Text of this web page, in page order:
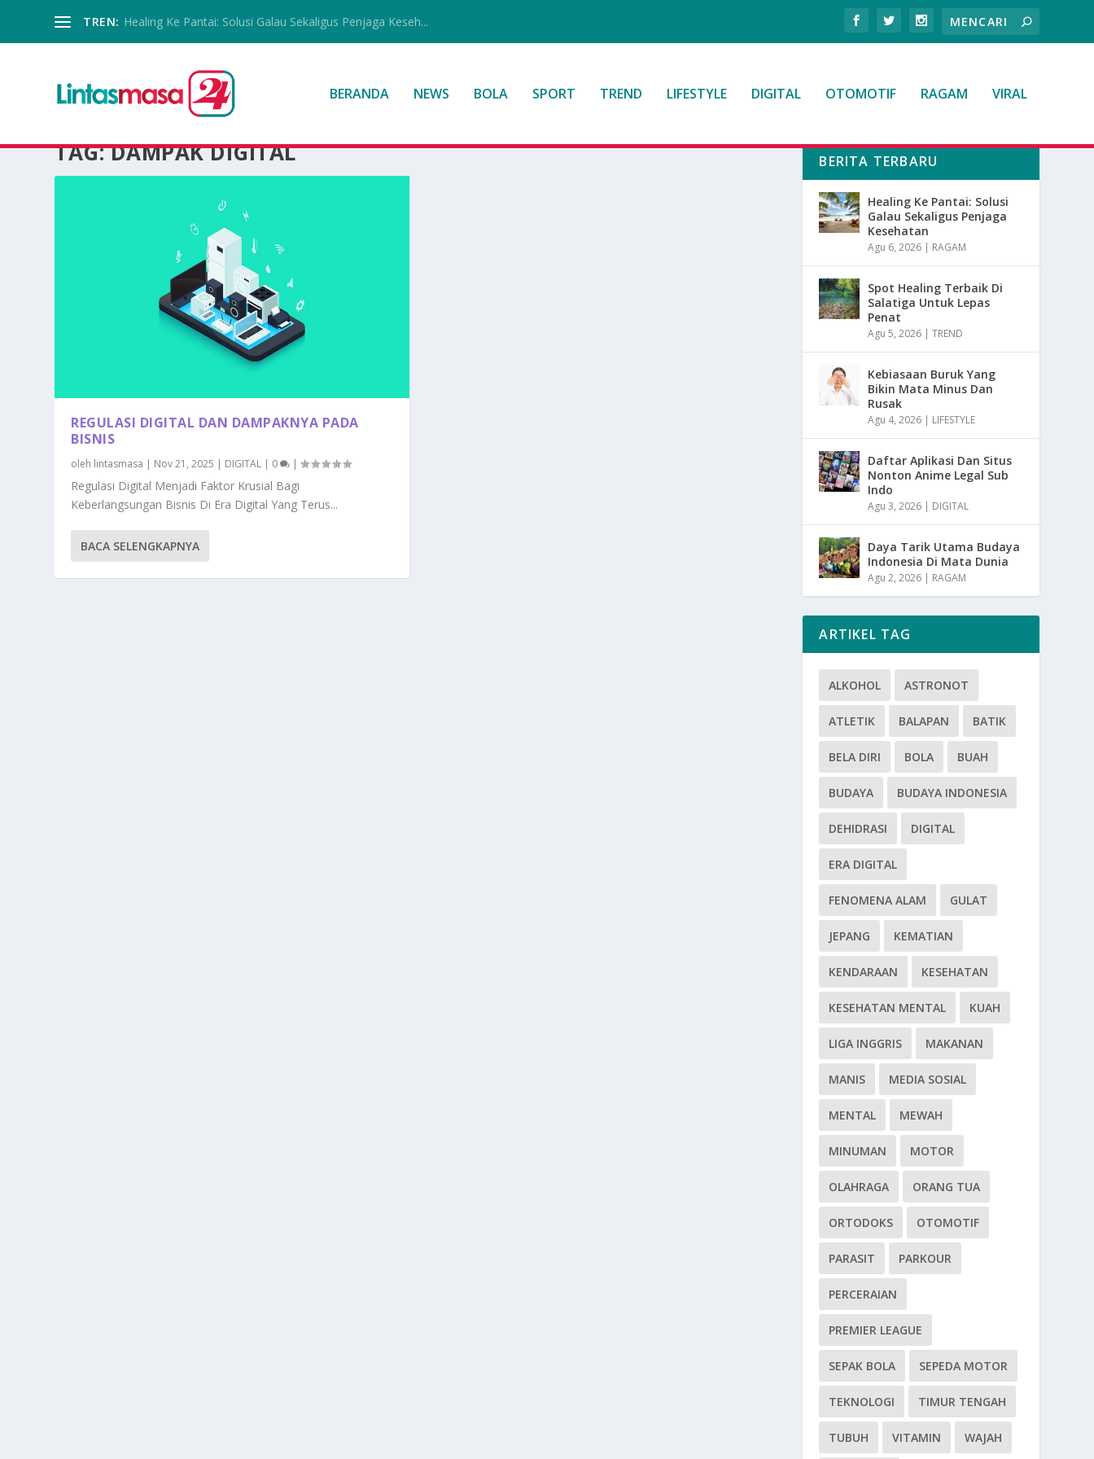
TREN: Healing Ke Pantai: Solusi Galau Sekaligus Penjaga Keseh...
BERANDA NEWS BOLA SPORT TREND LIFESTYLE DIGITAL OTOMOTIF RAGAM VIRAL
TAG:DAMPAK DIGITAL
REGULASI DIGITAL DAN DAMPAKNYA PADA
BISNIS
oleh lintasmasa | Nov 21, 2025 | DIGITAL | 0 |
Regulasi Digital Menjadi Faktor Krusial Bagi
Keberlangsungan Bisnis Di Era Digital Yang Terus...
BACA SELENGKAPNYA
BERITA TERBARU
Healing Ke Pantai: Solusi
Galau Sekaligus Penjaga
Kesehatan
Agu 6, 2026 | RAGAM
Spot Healing Terbaik Di
Salatiga Untuk Lepas
Penat
Agu 5, 2026 |TREND
Kebiasaan Buruk Yang
Bikin Mata Minus Dan
Rusak
Agu 4, 2026 | LIFESTYLE
Daftar Aplikasi Dan Situs
Nonton Anime Legal Sub
Indo
Agu 3, 2026 | DIGITAL
Daya Tarik Utama Budaya
Indonesia Di Mata Dunia
Agu 2, 2026 | RAGAM
ARTIKEL TAG
ALKOHOL ASTRONOT
ATLETIK BALAPAN BATIK
BELA DIRI BOLA BUAH
BUDAYA BUDAYA INDONESIA
DEHIDRASI DIGITAL
ERA DIGITAL
FENOMENA ALAM GULAT
JEPANG KEMATIAN
KENDARAAN KESEHATAN
KESEHATAN MENTAL KUAH
LIGA INGGRIS MAKANAN
MANIS MEDIA SOSIAL
MENTAL MEWAH
MINUMAN MOTOR
OLAHRAGA ORANG TUA
ORTODOKS OTOMOTIF
PARASIT PARKOUR
PERCERAIAN
PREMIER LEAGUE
SEPAK BOLA SEPEDA MOTOR
TEKNOLOGI TIMUR TENGAH
TUBUH VITAMIN WAJAH